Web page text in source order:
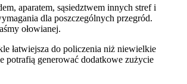
aparatem, sąsiedztwem innych stref i
dla poszczególnych przegród.
ołowianej.
łatwiejsza do policzenia niż niewielkie
potrafią generować dodatkowe zużycie